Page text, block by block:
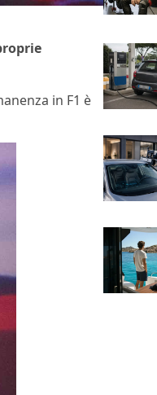
in F1 è